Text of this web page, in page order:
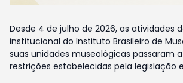
Desde 4 de julho de 2026, as atividades
institucional do Instituto Brasileiro de
suas unidades museológicas passaram
restrições estabelecidas pela legislação